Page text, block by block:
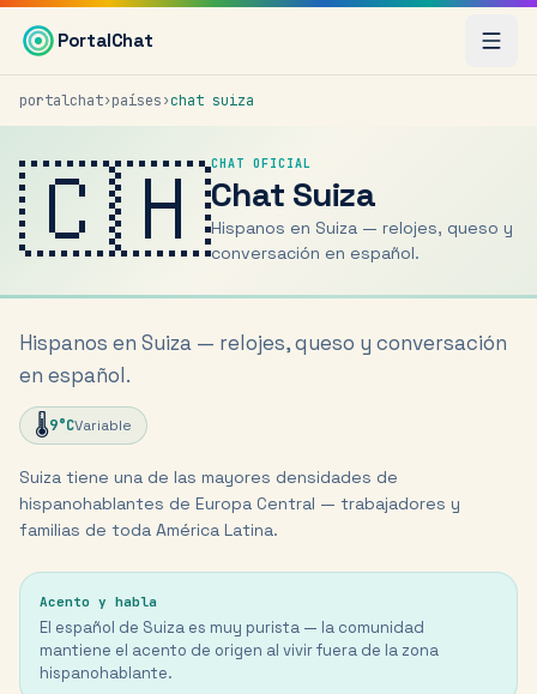
Saltar al contenido principal
PortalChat
portalchat›países›chat suiza
🇨🇭CHAT OFICIAL
Chat Suiza
Hispanos en Suiza — relojes, queso y
conversación en español.
Hispanos en Suiza — relojes, queso y conversación
en español.
🌡️9°CVariable
Suiza tiene una de las mayores densidades de
hispanohablantes de Europa Central — trabajadores y
familias de toda América Latina.
Acento y habla
El español de Suiza es muy purista — la comunidad
mantiene el acento de origen al vivir fuera de la zona
hispanohablante.